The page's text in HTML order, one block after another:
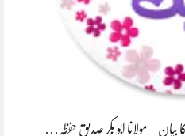
– مولانا ابو بکر صدیق حفظہ…